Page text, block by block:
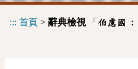
::: 首頁 > 辭典檢視「 伯慮國 :